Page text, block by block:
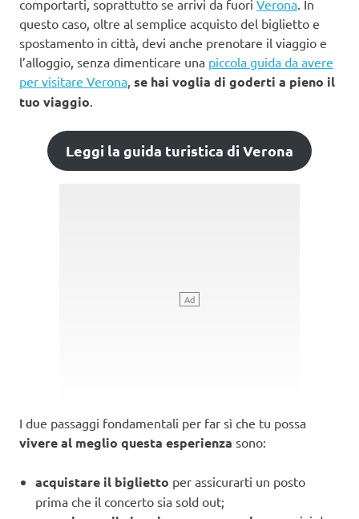
comportarti, soprattutto se arrivi da fuori Verona. In
questo caso, oltre al semplice acquisto del biglietto e
spostamento in città, devi anche prenotare il viaggio e
l’alloggio, senza dimenticare una piccola guida da avere
per visitare Verona, se hai voglia di goderti a pieno il
tuo viaggio.
Leggi la guida turistica di Verona
I due passaggi fondamentali per far sì che tu possa
vivere al meglio questa esperienza sono:
acquistare il biglietto per assicurarti un posto
prima che il concerto sia sold out;